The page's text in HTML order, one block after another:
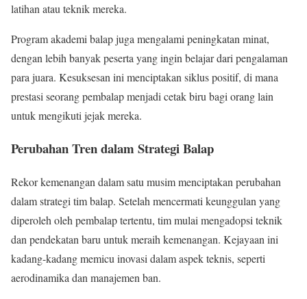
latihan atau teknik mereka.
Program akademi balap juga mengalami peningkatan minat,
dengan lebih banyak peserta yang ingin belajar dari pengalaman
para juara. Kesuksesan ini menciptakan siklus positif, di mana
prestasi seorang pembalap menjadi cetak biru bagi orang lain
untuk mengikuti jejak mereka.
Perubahan Tren dalam Strategi Balap
Rekor kemenangan dalam satu musim menciptakan perubahan
dalam strategi tim balap. Setelah mencermati keunggulan yang
diperoleh oleh pembalap tertentu, tim mulai mengadopsi teknik
dan pendekatan baru untuk meraih kemenangan. Kejayaan ini
kadang-kadang memicu inovasi dalam aspek teknis, seperti
aerodinamika dan manajemen ban.